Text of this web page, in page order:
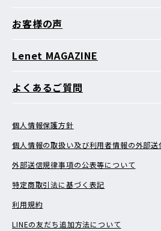
お客様の声
Lenet MAGAZINE
よくあるご質問
個人情報保護方針
個人情報の取扱い及び利用者情報の外部送
外部送信規律事項の公表等について
特定商取引法に基づく表記
利用規約
LINEの友だち追加方法について